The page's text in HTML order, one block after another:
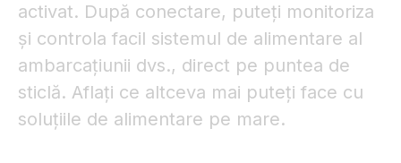
activat. După conectare, puteți monitoriza
și controla facil sistemul de alimentare al
ambarcațiunii dvs., direct pe puntea de
sticlă. Aflați ce altceva mai puteți face cu
soluțiile de alimentare pe mare.